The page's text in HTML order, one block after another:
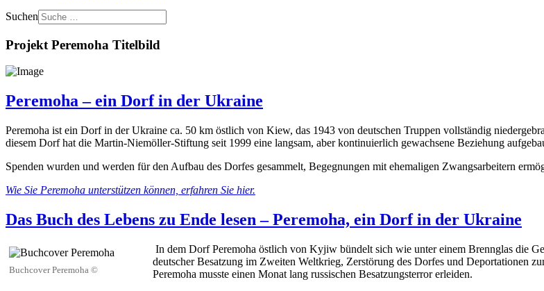
Suchen
Projekt Peremoha Titelbild
Peremoha – ein Dorf in der Ukraine
Peremoha ist ein Dorf in der Ukraine ca. 50 km östlich von Kiew, das 1943 von deutschen Truppen vollständig
diesem Dorf hat die Martin-Niemöller-Stiftung seit 1999 eine langsam, aber kontinuierlich gewachsene Beziehung
Spenden wurden und werden für den Aufbau des Dorfes gesammelt, Begegnungen mit ehemaligen Zwangsarbeitern
Wie Sie Peremoha unterstützen können, erfahren Sie hier.
Das Buch des Lebens zu Ende lesen – Peremoha, ein Dorf in der Ukraine
Buchcover Peremoha ©
In dem Dorf Peremoha östlich von Kyjiw bündelt sich wie unter einem Brennglas die
deutscher Besatzung im Zweiten Weltkrieg, Zerstörung des Dorfes und Deportationen
Peremoha musste einen Monat lang russischen Besatzungsterror erleiden.